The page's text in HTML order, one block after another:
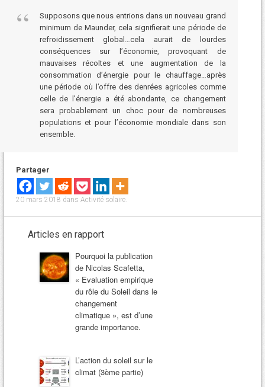
Supposons que nous entrions dans un nouveau grand
minimum de Maunder, cela signifierait une période de
refroidissement global…cela aurait de lourdes
conséquences sur l’économie, provoquant de
mauvaises récoltes et une augmentation de la
consommation d’énergie pour le chauffage…après
une période où l’offre des denrées agricoles comme
celle de l’énergie a été abondante, ce changement
sera probablement un choc pour de nombreuses
populations et pour l’économie mondiale dans son
ensemble.
Partager
20 mars 2018 dans Activité solaire.
Articles en rapport
Pourquoi la publication
de Nicolas Scafetta,
« Evaluation empirique
du rôle du Soleil dans le
changement
climatique », est d’une
grande importance.
L’action du soleil sur le
climat (3ème partie)